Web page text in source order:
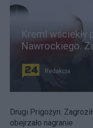
Kreml
Nawrockiego.
Redakcja
Drugi Prigożyn.
obejrzało nagranie